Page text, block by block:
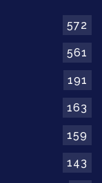
572
561
191
163
159
143